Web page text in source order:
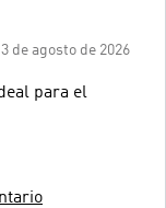
3 de agosto de 2026
para el